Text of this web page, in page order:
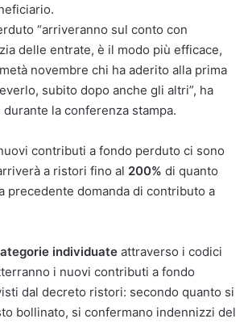
“arriveranno sul conto con
delle entrate, è il modo più efficace,
novembre chi ha aderito alla prima
subito dopo anche gli altri”, ha
la conferenza stampa.
contributi a fondo perduto ci sono
a ristori fino al 200% di quanto
precedente domanda di contributo a
individuate attraverso i codici
i nuovi contributi a fondo
dal decreto ristori: secondo quanto si
bollinato, si confermano indennizzi del